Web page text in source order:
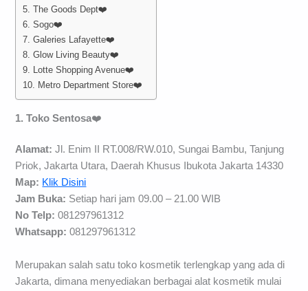
5. The Goods Dept❤️
6. Sogo❤️
7. Galeries Lafayette❤️
8. Glow Living Beauty❤️
9. Lotte Shopping Avenue❤️
10. Metro Department Store❤️
1. Toko Sentosa❤️
Alamat: Jl. Enim II RT.008/RW.010, Sungai Bambu, Tanjung
Priok, Jakarta Utara, Daerah Khusus Ibukota Jakarta 14330
Map: Klik Disini
Jam Buka: Setiap hari jam 09.00 – 21.00 WIB
No Telp: 081297961312
Whatsapp: 081297961312
Merupakan salah satu toko kosmetik terlengkap yang ada di
Jakarta, dimana menyediakan berbagai alat kosmetik mulai